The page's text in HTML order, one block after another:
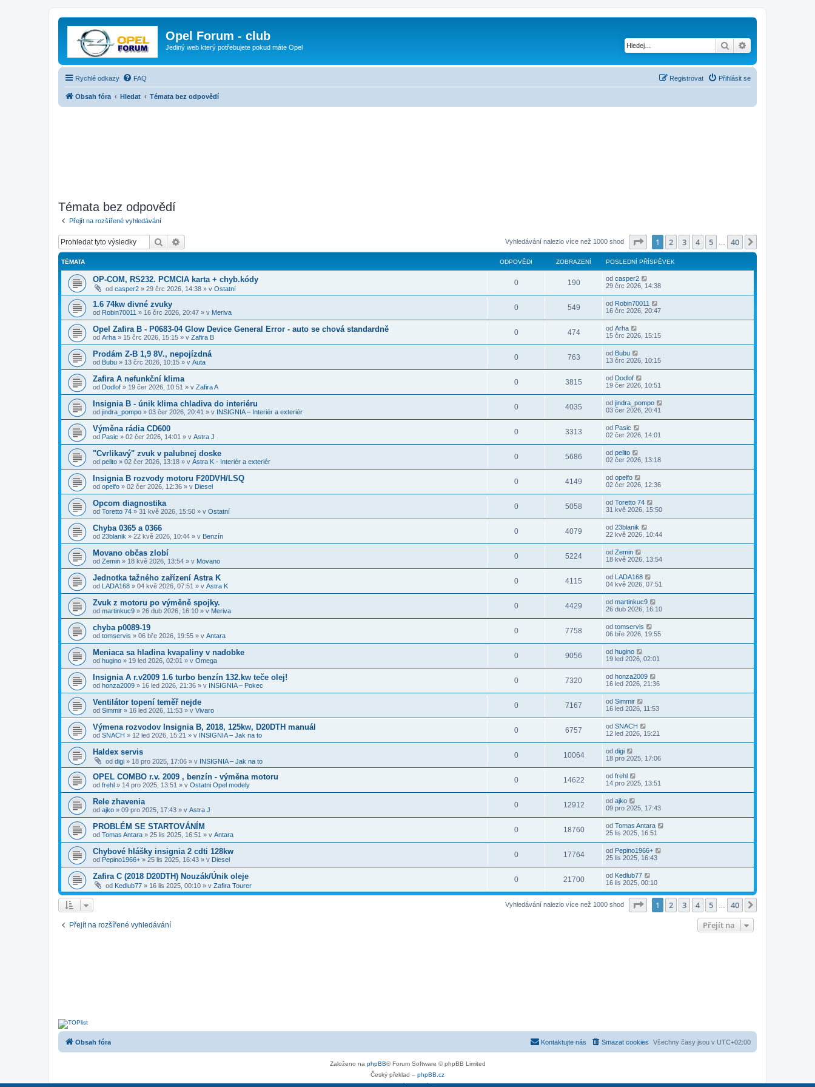
Opel Forum - club
Jediný web který potřebujete pokud máte Opel Hledat
Rychlé odkazy FAQ Přihlásit se
Registrovat
Obsah fóra Hledat Témata bez odpovědí
Témata bez odpovědí
Přejít na rozšířené vyhledávání
Hledat Vyhledávání nalezlo více než 1000 shod Stránka z
1 2 3 4 5 40
TÉMATA ODPOVĚDI ZOBRAZENÍ POSLEDNÍ PŘÍSPĚVEK
OP-COM, RS232. PCMCIA karta + chyb.kódy
od casper2 » 29 črc 2026, 14:38 » v Ostatní
0 190 od casper2
29 črc 2026, 14:38
1.6 74kw divné zvuky
od Robin70011 » 16 črc 2026, 20:47 » v Meriva
0 549 od Robin70011
16 črc 2026, 20:47
Opel Zafira B - P0683-04 Glow Device General Error - auto se chová standardně
od Arha » 15 črc 2026, 15:15 » v Zafira B
0 474 od Arha
15 črc 2026, 15:15
Prodám Z-B 1,9 8V., nepojízdná
od Bubu » 13 črc 2026, 10:15 » v Auta
0 763 od Bubu
13 črc 2026, 10:15
Zafira A nefunkční klima
od Dodlof » 19 čer 2026, 10:51 » v Zafira A
0 3815 od Dodlof
19 čer 2026, 10:51
Insignia B - únik klima chladiva do interiéru
od jindra_pompo » 03 čer 2026, 20:41 » v INSIGNIA – Interiér a exteriér
0 4035 od jindra_pompo
03 čer 2026, 20:41
Výměna rádia CD600
od Pasic » 02 čer 2026, 14:01 » v Astra J
0 3313 od Pasic
02 čer 2026, 14:01
"Cvrlikavý" zvuk v palubnej doske
od pelito » 02 čer 2026, 13:18 » v Astra K - Interiér a exteriér
0 5686 od pelito
02 čer 2026, 13:18
Insignia B rozvody motoru F20DVH/LSQ
od opelfo » 02 čer 2026, 12:36 » v Diesel
0 4149 od opelfo
02 čer 2026, 12:36
Opcom diagnostika
od Toretto 74 » 31 kvě 2026, 15:50 » v Ostatní
0 5058 od Toretto 74
31 kvě 2026, 15:50
Chyba 0365 a 0366
od 23blanik » 22 kvě 2026, 10:44 » v Benzín
0 4079 od 23blanik
22 kvě 2026, 10:44
Movano občas zlobí
od Zemin » 18 kvě 2026, 13:54 » v Movano
0 5224 od Zemin
18 kvě 2026, 13:54
Jednotka tažného zařízení Astra K
od LADA168 » 04 kvě 2026, 07:51 » v Astra K
0 4115 od LADA168
04 kvě 2026, 07:51
Zvuk z motoru po výměně spojky.
od martinkuc9 » 26 dub 2026, 16:10 » v Meriva
0 4429 od martinkuc9
26 dub 2026, 16:10
chyba p0089-19
od tomservis » 06 bře 2026, 19:55 » v Antara
0 7758 od tomservis
06 bře 2026, 19:55
Meniaca sa hladina kvapaliny v nadobke
od hugino » 19 led 2026, 02:01 » v Omega
0 9056 od hugino
19 led 2026, 02:01
Insignia A r.v2009 1.6 turbo benzín 132.kw teče olej!
od honza2009 » 16 led 2026, 21:36 » v INSIGNIA – Pokec
0 7320 od honza2009
16 led 2026, 21:36
Ventilátor topení teměř nejde
od Simmir » 16 led 2026, 11:53 » v Vivaro
0 7167 od Simmir
16 led 2026, 11:53
Výmena rozvodov Insignia B, 2018, 125kw, D20DTH manuál
od SNACH » 12 led 2026, 15:21 » v INSIGNIA – Jak na to
0 6757 od SNACH
12 led 2026, 15:21
Haldex servis
od digi » 18 pro 2025, 17:06 » v INSIGNIA – Jak na to
0 10064 od digi
18 pro 2025, 17:06
OPEL COMBO r.v. 2009 , benzín - výměna motoru
od frehl » 14 pro 2025, 13:51 » v Ostatni Opel modely
0 14622 od frehl
14 pro 2025, 13:51
Rele zhavenia
od ajko » 09 pro 2025, 17:43 » v Astra J
0 12912 od ajko
09 pro 2025, 17:43
PROBLÉM SE STARTOVÁNÍM
od Tomas Antara » 25 lis 2025, 16:51 » v Antara
0 18760 od Tomas Antara
25 lis 2025, 16:51
Chybové hlášky insignia 2 cdti 128kw
od Pepino1966+ » 25 lis 2025, 16:43 » v Diesel
0 17764 od Pepino1966+
25 lis 2025, 16:43
Zafira C (2018 D20DTH) Nouzák/Únik oleje
od Kedlub77 » 16 lis 2025, 00:10 » v Zafira Tourer
0 21700 od Kedlub77
16 lis 2025, 00:10
Vyhledávání nalezlo více než 1000 shod Stránka z
1 2 3 4 5 40
Přejít na rozšířené vyhledávání Přejít na
Obsah fóra Všechny časy jsou v UTC+02:00
Smazat cookies
Kontaktujte nás
Založeno na phpBB® Forum Software © phpBB Limited
Český překlad – phpBB.cz
Soukromí|Podmínky